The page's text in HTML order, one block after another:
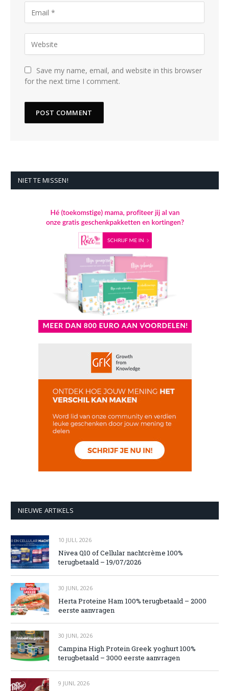
Save my name, email, and website in this browser
for the next time I comment.
NIET TE MISSEN!
NIEUWE ARTIKELS
10 JULI, 2026
Nivea Q10 of Cellular nachtcrème 100%
terugbetaald – 19/07/2026
30 JUNI, 2026
Herta Proteine Ham 100% terugbetaald – 2000
eerste aanvragen
30 JUNI, 2026
Campina High Protein Greek yoghurt 100%
terugbetaald – 3000 eerste aanvragen
9 JUNI, 2026